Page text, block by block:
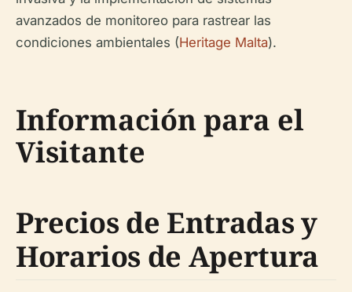
avanzados de monitoreo para rastrear las
condiciones ambientales (Heritage Malta).
Información para el
Visitante
Precios de Entradas y
Horarios de Apertura